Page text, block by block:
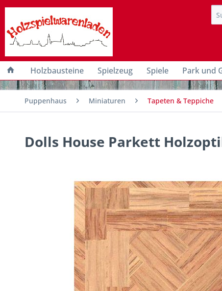
Holzbausteine Spielzeug Spiele Park und
Puppenhaus Miniaturen Tapeten & Teppiche
Dolls House Parkett